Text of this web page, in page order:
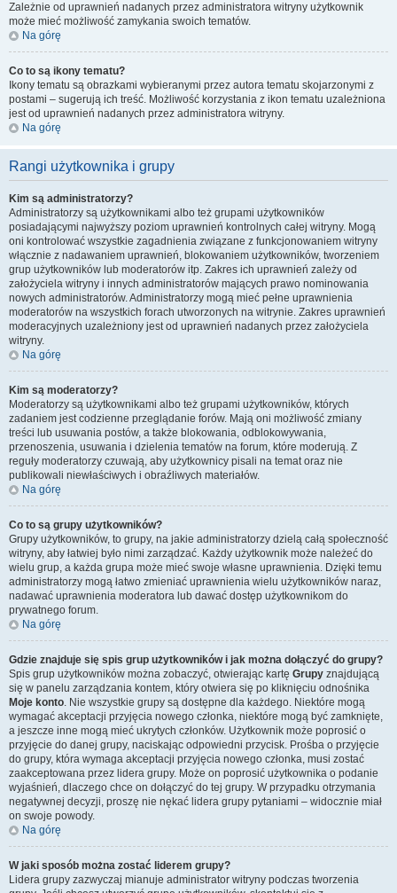
Zależnie od uprawnień nadanych przez administratora witryny użytkownik
może mieć możliwość zamykania swoich tematów.
Na górę
Co to są ikony tematu?
Ikony tematu są obrazkami wybieranymi przez autora tematu skojarzonymi z
postami – sugerują ich treść. Możliwość korzystania z ikon tematu uzależniona
jest od uprawnień nadanych przez administratora witryny.
Na górę
Rangi użytkownika i grupy
Kim są administratorzy?
Administratorzy są użytkownikami albo też grupami użytkowników
posiadającymi najwyższy poziom uprawnień kontrolnych całej witryny. Mogą
oni kontrolować wszystkie zagadnienia związane z funkcjonowaniem witryny
włącznie z nadawaniem uprawnień, blokowaniem użytkowników, tworzeniem
grup użytkowników lub moderatorów itp. Zakres ich uprawnień zależy od
założyciela witryny i innych administratorów mających prawo nominowania
nowych administratorów. Administratorzy mogą mieć pełne uprawnienia
moderatorów na wszystkich forach utworzonych na witrynie. Zakres uprawnień
moderacyjnych uzależniony jest od uprawnień nadanych przez założyciela
witryny.
Na górę
Kim są moderatorzy?
Moderatorzy są użytkownikami albo też grupami użytkowników, których
zadaniem jest codzienne przeglądanie forów. Mają oni możliwość zmiany
treści lub usuwania postów, a także blokowania, odblokowywania,
przenoszenia, usuwania i dzielenia tematów na forum, które moderują. Z
reguły moderatorzy czuwają, aby użytkownicy pisali na temat oraz nie
publikowali niewłaściwych i obraźliwych materiałów.
Na górę
Co to są grupy użytkowników?
Grupy użytkowników, to grupy, na jakie administratorzy dzielą całą społeczność
witryny, aby łatwiej było nimi zarządzać. Każdy użytkownik może należeć do
wielu grup, a każda grupa może mieć swoje własne uprawnienia. Dzięki temu
administratorzy mogą łatwo zmieniać uprawnienia wielu użytkowników naraz,
nadawać uprawnienia moderatora lub dawać dostęp użytkownikom do
prywatnego forum.
Na górę
Gdzie znajduje się spis grup użytkowników i jak można dołączyć do grupy?
Spis grup użytkowników można zobaczyć, otwierając kartę Grupy znajdującą
się w panelu zarządzania kontem, który otwiera się po kliknięciu odnośnika
Moje konto. Nie wszystkie grupy są dostępne dla każdego. Niektóre mogą
wymagać akceptacji przyjęcia nowego członka, niektóre mogą być zamknięte,
a jeszcze inne mogą mieć ukrytych członków. Użytkownik może poprosić o
przyjęcie do danej grupy, naciskając odpowiedni przycisk. Prośba o przyjęcie
do grupy, która wymaga akceptacji przyjęcia nowego członka, musi zostać
zaakceptowana przez lidera grupy. Może on poprosić użytkownika o podanie
wyjaśnień, dlaczego chce on dołączyć do tej grupy. W przypadku otrzymania
negatywnej decyzji, proszę nie nękać lidera grupy pytaniami – widocznie miał
on swoje powody.
Na górę
W jaki sposób można zostać liderem grupy?
Lidera grupy zazwyczaj mianuje administrator witryny podczas tworzenia